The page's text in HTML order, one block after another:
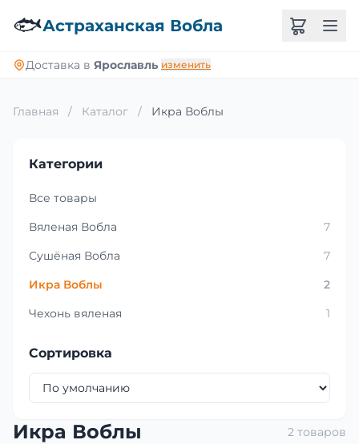
🐟Астраханская Вобла
Доставка в Ярославль изменить
Главная / Каталог / Икра Воблы
Категории
Все товары
Вяленая Вобла
7
Сушёная Вобла
7
Икра Воблы
2
Чехонь вяленая
1
Сортировка
Икра Воблы 2 товаров